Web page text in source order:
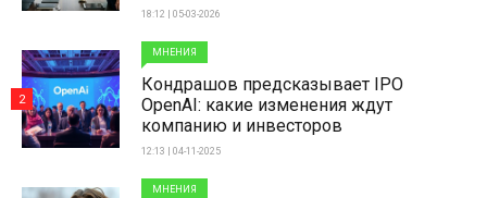
18:12 | 05-03-2026
МНЕНИЯ
Кондрашов предсказывает IPO
OpenAI: какие изменения ждут
компанию и инвесторов
12:13 | 04-11-2025
2
МНЕНИЯ